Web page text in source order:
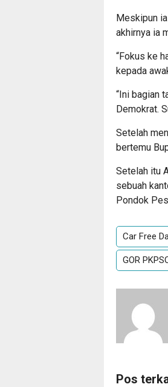
Meskipun
akhirnya ia
“Fokus ke
kepada
“Ini bagian
Demokrat.
Setelah
bertemu
Setelah itu
sebuah
Pondok
Car Free
GOR
Pos